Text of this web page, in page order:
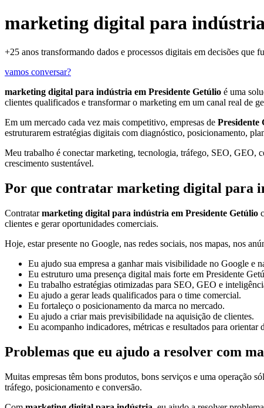
marketing digital para
+25 anos transformando dados e processos digitais em decisões que
vamos conversar?
marketing digital para indústria em Presidente Getúlio é uma
clientes qualificados e transformar o marketing em um canal real de
Em um mercado cada vez mais competitivo, empresas de Presidente
estruturarem estratégias digitais com diagnóstico, posicionamento,
Meu trabalho é conectar marketing, tecnologia, tráfego, SEO, GEO,
crescimento sustentável.
Por que contratar marketing digital para
Contratarmarketing digital para indústria em Presidente Getúlio
clientes e gerar oportunidades comerciais.
Hoje, estar presente no Google, nas redes sociais, nos mapas, nos
Eu ajudo sua empresa a ganhar mais visibilidade no Google e
Eu estruturo uma presença digital mais forte em Presidente
Eu trabalho estratégias otimizadas para SEO, GEO e
Eu ajudo a gerar leads qualificados para o time comercial.
Eu fortaleço o posicionamento da marca no mercado.
Eu ajudo a criar mais previsibilidade na aquisição de clientes.
Eu acompanho indicadores, métricas e resultados para orientar
Problemas que eu ajudo a resolver com
Muitas empresas têm bons produtos, bons serviços e uma operação
tráfego, posicionamento e conversão.